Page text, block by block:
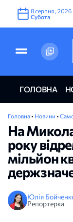
8серпня , 2026
Субота
ГОЛОВНА
Головна • Новини •
На
року
мільйон
Юлія
Репортерка